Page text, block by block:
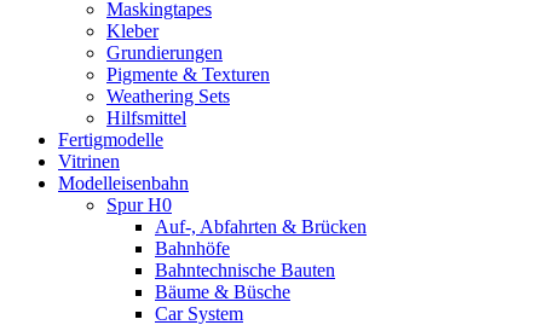
Maskingtapes
Kleber
Grundierungen
Pigmente & Texturen
Weathering Sets
Hilfsmittel
Fertigmodelle
Vitrinen
Modelleisenbahn
Spur H0
Auf-, Abfahrten & Brücken
Bahnhöfe
Bahntechnische Bauten
Bäume & Büsche
Car System